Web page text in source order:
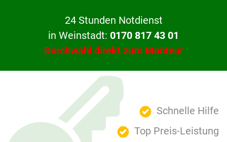
24 Stunden Notdienst
in Weinstadt: 0170 817 43 01
Durchwahl direkt zum Monteur
Schnelle Hilfe
Top Preis-Leistung